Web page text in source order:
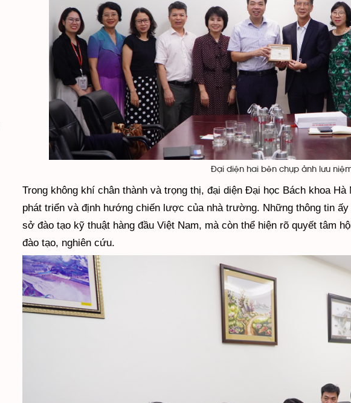
Đại diện hai bên chụp ảnh lưu
Trong không khí chân thành và trọng thị, đại diện Đại học Bách khoa
phát triển và định hướng chiến lược của nhà trường. Những thông tin
sở đào tạo kỹ thuật hàng đầu Việt Nam, mà còn thể hiện rõ quyết tâm
đào tạo, nghiên cứu.